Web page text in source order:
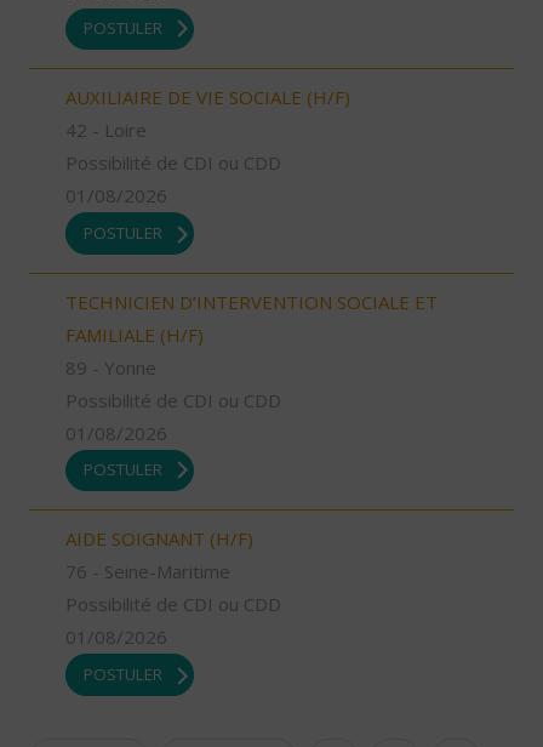
POSTULER
AUXILIAIRE DE VIE SOCIALE (H/F)
42 - Loire
Possibilité de CDI ou CDD
01/08/2026
POSTULER
TECHNICIEN D’INTERVENTION SOCIALE ET
FAMILIALE (H/F)
89 - Yonne
Possibilité de CDI ou CDD
01/08/2026
POSTULER
AIDE SOIGNANT (H/F)
76 - Seine-Maritime
Possibilité de CDI ou CDD
01/08/2026
POSTULER